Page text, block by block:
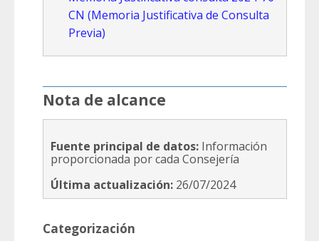
CN (Memoria Justificativa de Consulta
Previa)
Nota de alcance
Fuente principal de datos: Información
proporcionada por cada Consejería
Última actualización: 26/07/2024
Categorización